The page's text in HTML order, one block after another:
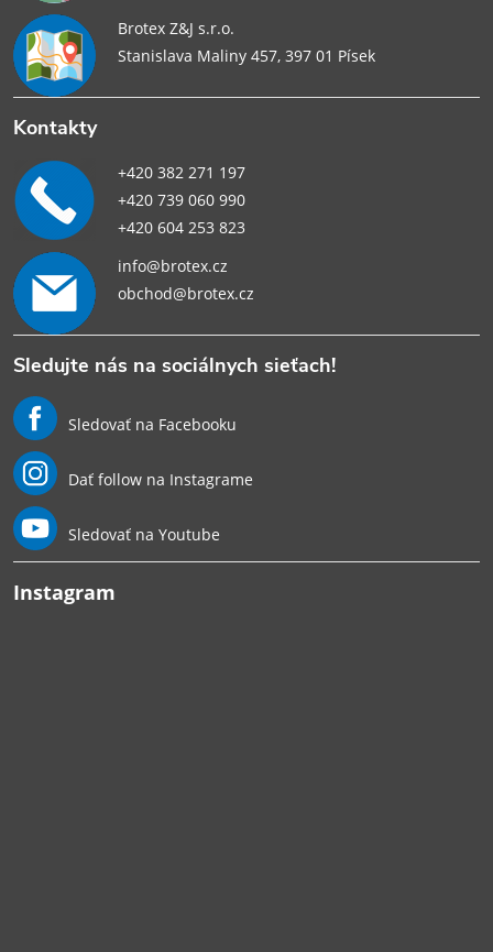
Brotex Z&J s.r.o.
Stanislava Maliny 457, 397 01 Písek
Kontakty
+420 382 271 197
+420 739 060 990
+420 604 253 823
info@brotex.cz
obchod@brotex.cz
Sledujte nás na sociálnych sieťach!
Sledovať na Facebooku
Dať follow na Instagrame
Sledovať na Youtube
Instagram